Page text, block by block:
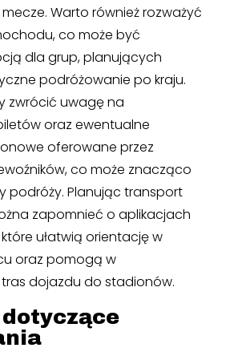
Warto również rozważyć
co może być
dla grup, planujących
podróżowanie po kraju.
zwrócić uwagę na
oraz ewentualne
oferowane przez
co może znacząco
podróży. Planując transport
zapomnieć o aplikacjach
ułatwią orientację w
oraz pomogą w
dojazdu do stadionów.